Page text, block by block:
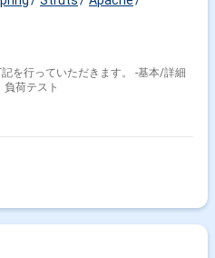
を行っていただきます。 -基本/詳細
負荷テスト